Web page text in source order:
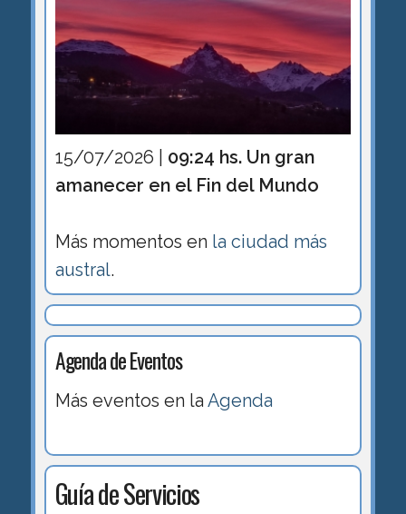
15/07/2026 | 09:24 hs. Un gran
amanecer en el Fin del Mundo
Más momentos en la ciudad más
austral.
Agenda de Eventos
Más eventos en la Agenda
Guía de Servicios